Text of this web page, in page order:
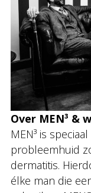
Over MEN³ &
MEN³ is
probleemhuid
dermatitis.
élke man die